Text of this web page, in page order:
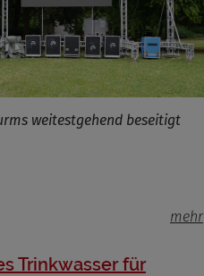
weitestgehend beseitigt
mehr
Trinkwasser für